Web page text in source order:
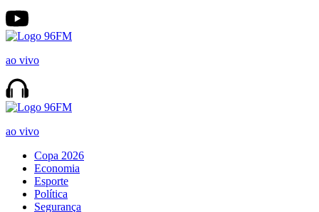
ao vivo
ao vivo
Copa 2026
Economia
Esporte
Política
Segurança